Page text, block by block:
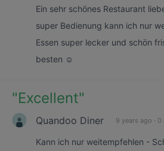
Ein sehr schönes Restaurant
super Bedienung kann ich nur
Essen super lecker und schön
besten ☺️
"Excellent"
Quandoo Diner 9 years ago · 0
Kann ich nur weitempfehlen -